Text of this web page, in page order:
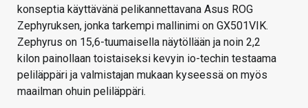
konseptia käyttävänä pelikannettavana Asus ROG
Zephyruksen, jonka tarkempi mallinimi on GX501VIK.
Zephyrus on 15,6-tuumaisella näytöllään ja noin 2,2
kilon painollaan toistaiseksi kevyin io-techin testaama
peliläppäri ja valmistajan mukaan kyseessä on myös
maailman ohuin peliläppäri.